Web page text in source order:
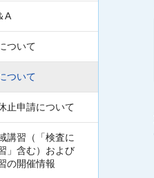
A
ついて
ついて
止申請について
講習（「検査に
」含む）および
の開催情報